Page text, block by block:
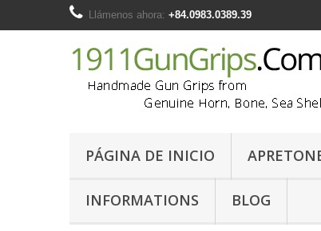
Llámenos ahora: +84.0983.0389.39
PÁGINA DE INICIO
INFORMATIONS BLOG